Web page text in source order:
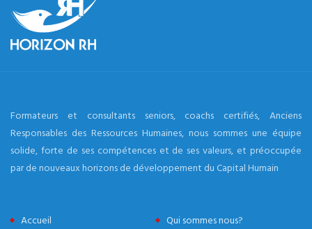
Formateurs et consultants seniors, coachs certifiés, Anciens
Responsables des Ressources Humaines, nous sommes une équipe
solide, forte de ses compétences et de ses valeurs, et préoccupée
par de nouveaux horizons de développement du Capital Humain
Accueil
Qui sommes nous?